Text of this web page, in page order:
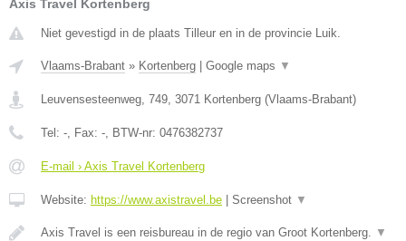
Axis Travel Kortenberg
Niet gevestigd in de plaats Tilleur en in de provincie Luik.
Vlaams-Brabant » Kortenberg Google maps ▼
Leuvensesteenweg, 749, 3071 Kortenberg (Vlaams-Brabant)
Tel: -, Fax: -, BTW-nr: 0476382737
E-mail › Axis Travel Kortenberg
Website: https://www.axistravel.be Screenshot ▼
Axis Travel is een reisbureau in de regio van Groot Kortenberg. ▼